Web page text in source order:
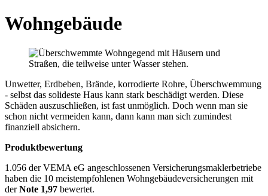
Wohngebäude
Unwetter, Erdbeben, Brände, korrodierte Rohre, Überschwemmung
- selbst das solideste Haus kann stark beschädigt werden. Diese
Schäden auszuschließen, ist fast unmöglich. Doch wenn man sie
schon nicht vermeiden kann, dann kann man sich zumindest
finanziell absichern.
Produktbewertung
1.056 der VEMA eG angeschlossenen Versicherungsmaklerbetriebe
haben die 10 meistempfohlenen Wohngebäudeversicherungen mit
derNote 1,97 bewertet.